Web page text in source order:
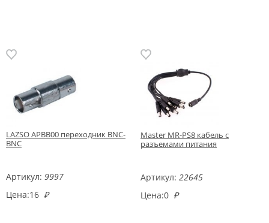
LAZSO APBB00 переходник BNC-
BNC
Артикул: 9997
Цена:16 ₽
Master MR-PS8 кабель с
разъемами питания
Артикул: 22645
Цена:0 ₽